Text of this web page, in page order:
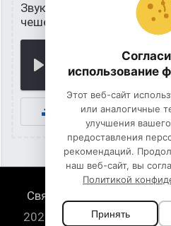
Звуки людей
Звуки,
чешется
К СКАЧИВАНИЮ
Связь с нами
2026 HugeSounds.com -
использование
Этот веб-сайт
или аналогичные
улучшения
предоставления
рекомендаций.
наш веб-сайт, вы
Политикой
Принять